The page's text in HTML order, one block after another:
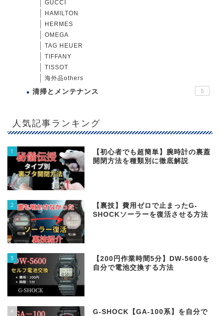
GUCCI
HAMILTON
HERMES
OMEGA
TAG HEUER
TIFFANY
TISSOT
海外品others
清掃とメンテナンス 5
人気記事ランキング
1
【初心者でも超簡単】腕時計の裏蓋
開閉方法を種類別に徹底解説
2
【裏技】費用ゼロで止まったG-
SHOCKソーラーを復活させる方法
3
【200円作業時間5分】DW‐5600を
自分で電池交換する方法
4
G-SHOCK【GA-100系】を自分で